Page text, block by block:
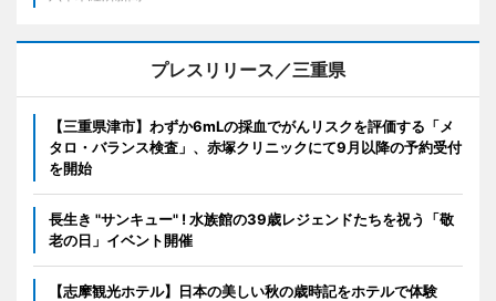
プレスリリース／三重県
【三重県津市】わずか6mLの採血でがんリスクを評価する「メ
タロ・バランス検査」、赤塚クリニックにて9月以降の予約受付
を開始
長生き "サンキュー" ! 水族館の39歳レジェンドたちを祝う「敬
老の日」イベント開催
【志摩観光ホテル】日本の美しい秋の歳時記をホテルで体験